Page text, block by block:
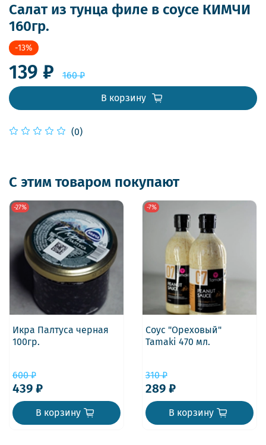
Салат из тунца филе в соусе КИМЧИ
160гр.
(0)
-13%
139 ₽
160 ₽
В корзину
С этим товаром покупают
-27%
Икра Палтуса черная
100гр.
600 ₽
439 ₽
В корзину
-7%
Соус "Ореховый"
Tamaki 470 мл.
310 ₽
289 ₽
В корзину